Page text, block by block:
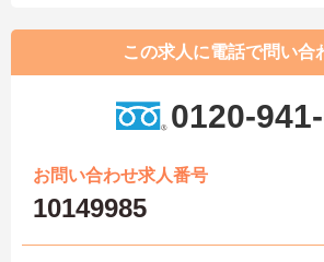
この求人に電話で問い合
0120-
お問い合わせ求人番号
10149985